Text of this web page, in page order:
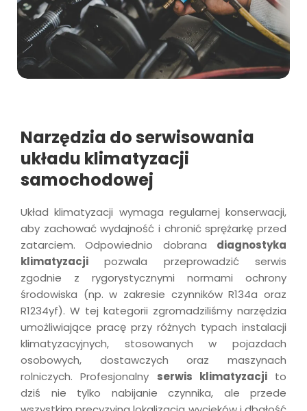
Narzędzia do serwisowania
układu klimatyzacji
samochodowej
Układ klimatyzacji wymaga regularnej konserwacji,
aby zachować wydajność i chronić sprężarkę przed
zatarciem. Odpowiednio dobrana diagnostyka
klimatyzacji pozwala przeprowadzić serwis
zgodnie z rygorystycznymi normami ochrony
środowiska (np. w zakresie czynników R134a oraz
R1234yf). W tej kategorii zgromadziliśmy narzędzia
umożliwiające pracę przy różnych typach instalacji
klimatyzacyjnych, stosowanych w pojazdach
osobowych, dostawczych oraz maszynach
rolniczych. Profesjonalny serwis klimatyzacjito
dziś nie tylko nabijanie czynnika, ale przede